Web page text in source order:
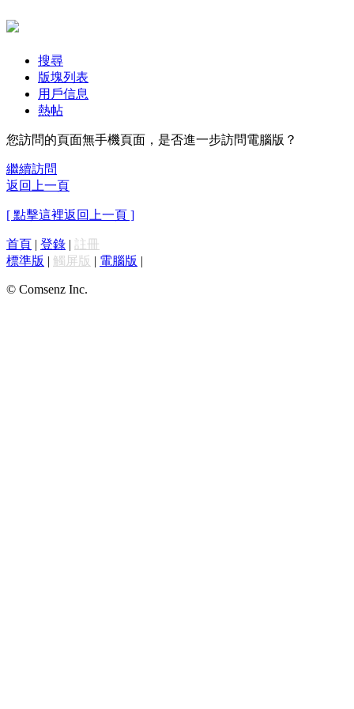
搜尋
版塊列表
用戶信息
熱帖
您訪問的頁面無手機頁面，是否進一步訪問電腦版？
繼續訪問
返回上一頁
[ 點擊這裡返回上一頁 ]
首頁 | 登錄 | 註冊
標準版 | 觸屏版 | 電腦版 |
© Comsenz Inc.